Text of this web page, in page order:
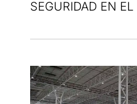
SEGURIDAD EN